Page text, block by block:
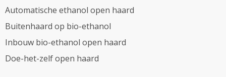
Automatische ethanol open haard
Buitenhaard op bio-ethanol
Inbouw bio-ethanol open haard
Doe-het-zelf open haard